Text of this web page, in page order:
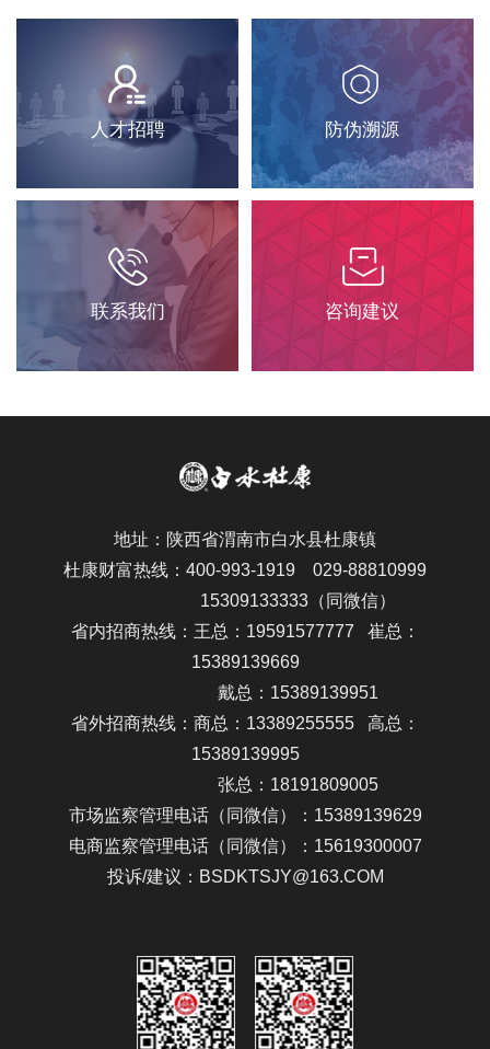
人才招聘 防伪溯源
联系我们 咨询建议
地址：陕西省渭南市白水县杜康镇
杜康财富热线：400-993-1919 029-88810999
15309133333（同微信）
省内招商热线：王总：19591577777 崔总：
15389139669
戴总：15389139951
省外招商热线：商总：13389255555 高总：
15389139995
张总：18191809005
市场监察管理电话（同微信）：15389139629
电商监察管理电话（同微信）：15619300007
投诉/建议：BSDKTSJY@163.COM